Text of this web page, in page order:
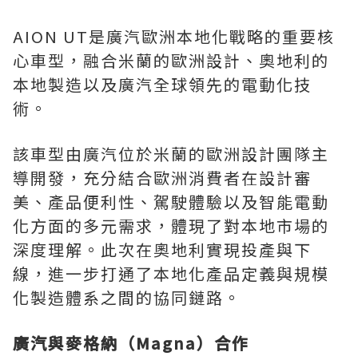
AION UT是廣汽歐洲本地化戰略的重要核
心車型，融合米蘭的歐洲設計、奧地利的
本地製造以及廣汽全球領先的電動化技
術。
該車型由廣汽位於米蘭的歐洲設計團隊主
導開發，充分結合歐洲消費者在設計審
美、產品便利性、駕駛體驗以及智能電動
化方面的多元需求，體現了對本地市場的
深度理解。此次在奧地利實現投產與下
線，進一步打通了本地化產品定義與規模
化製造體系之間的協同鏈路。
廣汽與麥格納（Magna）合作